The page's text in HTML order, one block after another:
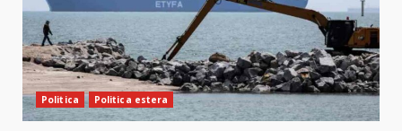
Politica Politica estera